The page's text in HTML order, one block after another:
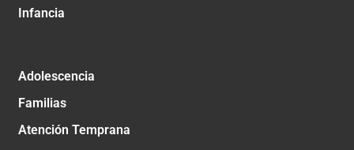
Infancia
Adolescencia
Familias
Atención Temprana